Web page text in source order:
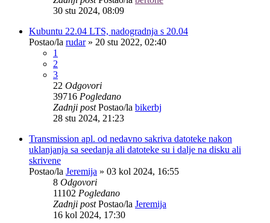
30 stu 2024, 08:09
Kubuntu 22.04 LTS, nadogradnja s 20.04
Postao/la rudar» 20 stu 2022, 02:40
1
2
3
22 Odgovori
39716 Pogledano
Zadnji postPostao/la bikerbj
28 stu 2024, 21:23
Transmission apl. od nedavno sakriva datoteke nakon
uklanjanja sa seedanja ali datoteke su i dalje na disku ali
skrivene
Postao/la Jeremija » 03 kol 2024, 16:55
8 Odgovori
11102 Pogledano
Zadnji postPostao/la Jeremija
16 kol 2024, 17:30